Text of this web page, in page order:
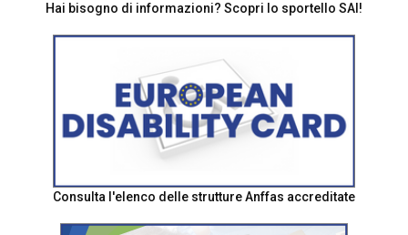
Hai bisogno di informazioni? Scopri lo sportello SAI!
Consulta l'elenco delle strutture Anffas accreditate